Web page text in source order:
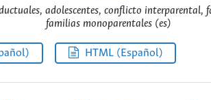
adolescentes, conflicto interparental,
familias monoparentales (es)
HTML (Español)